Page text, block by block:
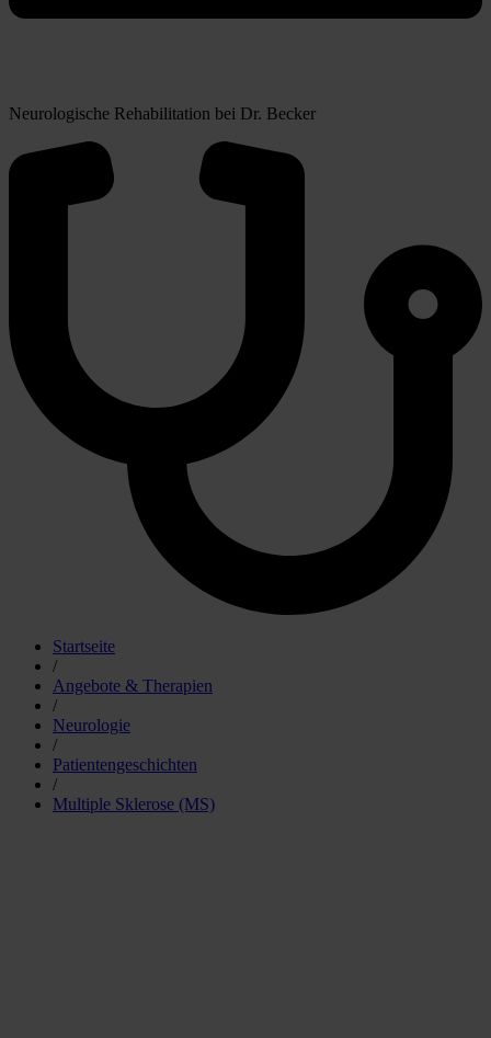
Neurologische Rehabilitation bei Dr. Becker
Startseite
/
Angebote & Therapien
/
Neurologie
/
Patientengeschichten
/
Multiple Sklerose (MS)